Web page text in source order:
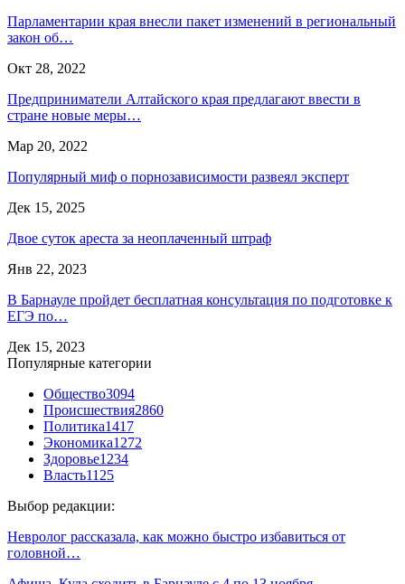
Парламентарии края внесли пакет изменений в региональный
закон об…
Окт 28, 2022
Предприниматели Алтайского края предлагают ввести в
стране новые меры…
Мар 20, 2022
Популярный миф о порнозависимости развеял эксперт
Дек 15, 2025
Двое суток ареста за неоплаченный штраф
Янв 22, 2023
В Барнауле пройдет бесплатная консультация по подготовке к
ЕГЭ по…
Дек 15, 2023
Популярные категории
Общество3094
Происшествия2860
Политика1417
Экономика1272
Здоровье1234
Власть1125
Выбор редакции:
Невролог рассказала, как можно быстро избавиться от
головной…